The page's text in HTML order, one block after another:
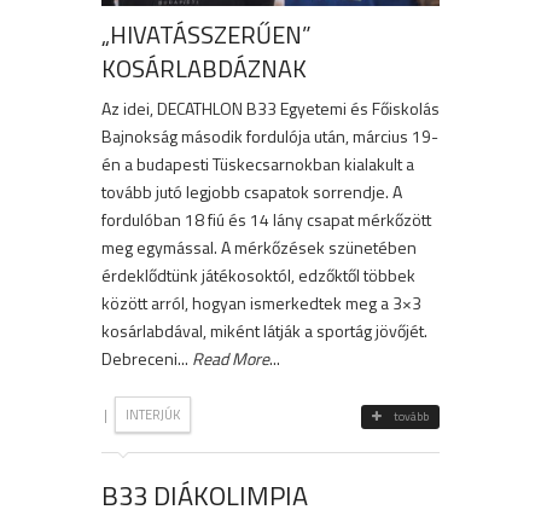
„HIVATÁSSZERŰEN”
KOSÁRLABDÁZNAK
Az idei, DECATHLON B33 Egyetemi és Főiskolás
Bajnokság második fordulója után, március 19-
én a budapesti Tüskecsarnokban kialakult a
tovább jutó legjobb csapatok sorrendje. A
fordulóban 18 fiú és 14 lány csapat mérkőzött
meg egymással. A mérkőzések szünetében
érdeklődtünk játékosoktól, edzőktől többek
között arról, hogyan ismerkedtek meg a 3×3
kosárlabdával, miként látják a sportág jövőjét.
Debreceni... Read More...
| INTERJÚK tovább
B33 DIÁKOLIMPIA